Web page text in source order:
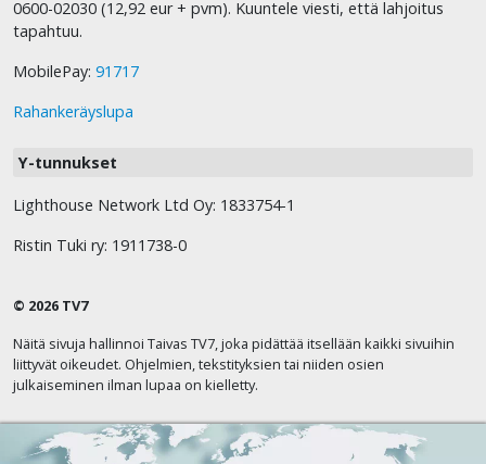
0600-02030 (12,92 eur + pvm). Kuuntele viesti, että lahjoitus
tapahtuu.
MobilePay: 91717
Rahankeräyslupa
Y-tunnukset
Lighthouse Network Ltd Oy: 1833754-1
Ristin Tuki ry: 1911738-0
© 2026 TV7
Näitä sivuja hallinnoi Taivas TV7, joka pidättää itsellään kaikki sivuihin
liittyvät oikeudet. Ohjelmien, tekstityksien tai niiden osien
julkaiseminen ilman lupaa on kielletty.